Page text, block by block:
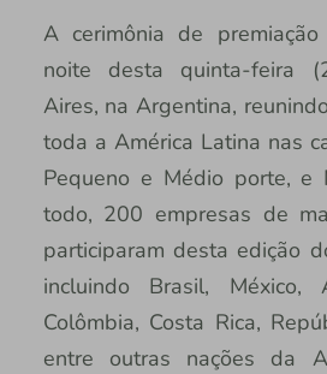
A cerimônia de
noite desta quinta-feira
Aires, na Argentina,
toda a América Latina nas
Pequeno e Médio porte, e
todo, 200 empresas de
participaram desta edição
incluindo Brasil, México,
Colômbia, Costa Rica,
entre outras nações da